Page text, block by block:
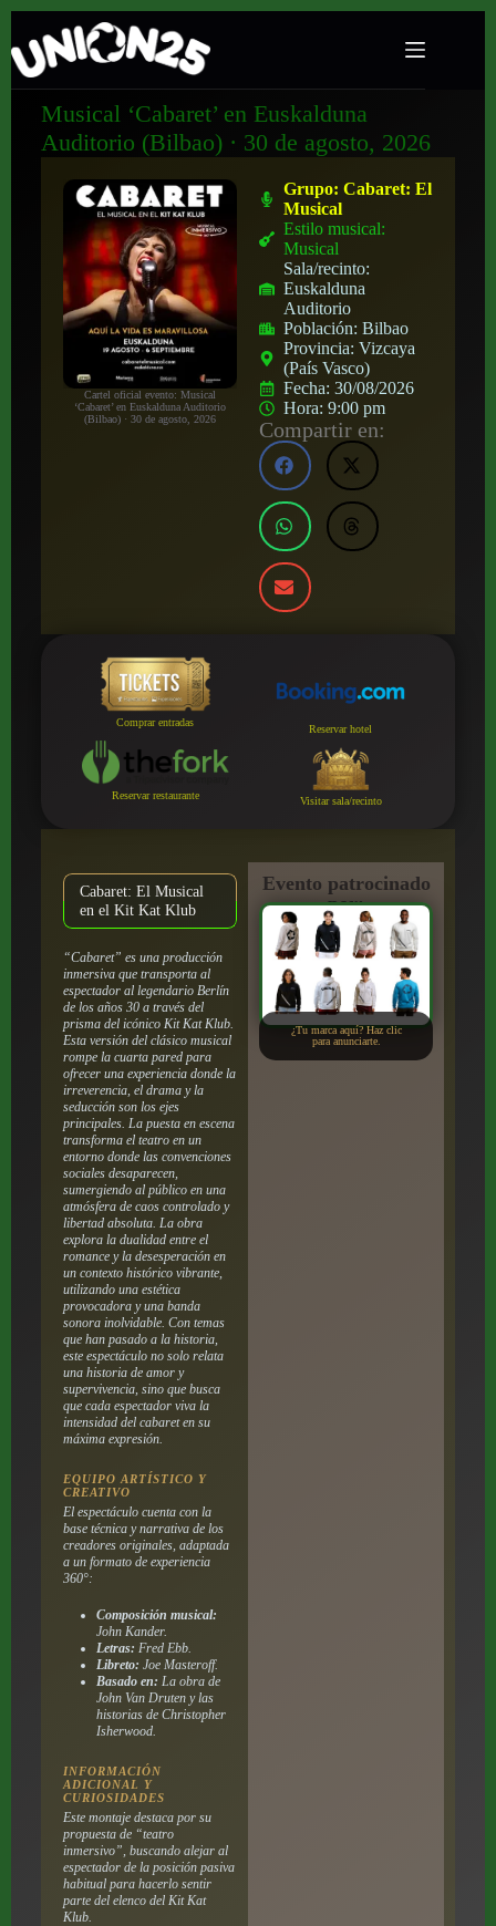
Musical ‘Cabaret’ en Euskalduna
Auditorio (Bilbao) · 30 de agosto, 2026
Cartel oficial evento: Musical
‘Cabaret’ en Euskalduna Auditorio
(Bilbao) · 30 de agosto, 2026
Grupo:Cabaret: El
Musical
Estilo musical:
Musical
Sala/recinto:
Euskalduna
Auditorio
Población:Bilbao
Provincia:Vizcaya
(País Vasco)
Fecha:30/08/2026
Hora:9:00 pm
Compartir en:
Comprar entradas
Reservar hotel
Reservar restaurante Visitar sala/recinto
Cabaret: El Musical
en el Kit Kat Klub
“Cabaret” es una producción
inmersiva que transporta al
espectador al legendario Berlín
de los años 30 a través del
prisma del icónico Kit Kat Klub.
Esta versión del clásico musical
rompe la cuarta pared para
ofrecer una experiencia donde la
irreverencia, el drama y la
seducción son los ejes
principales. La puesta en escena
transforma el teatro en un
entorno donde las convenciones
sociales desaparecen,
sumergiendo al público en una
atmósfera de caos controlado y
libertad absoluta. La obra
explora la dualidad entre el
romance y la desesperación en
un contexto histórico vibrante,
utilizando una estética
provocadora y una banda
sonora inolvidable. Con temas
que han pasado a la historia,
este espectáculo no solo relata
una historia de amor y
supervivencia, sino que busca
que cada espectador viva la
intensidad del cabaret en su
máxima expresión.
EQUIPO ARTÍSTICO Y
CREATIVO
El espectáculo cuenta con la
base técnica y narrativa de los
creadores originales, adaptada
a un formato de experiencia
360°:
Composición musical:
John Kander.
Letras: Fred Ebb.
Libreto: Joe Masteroff.
Basado en: La obra de
John Van Druten y las
historias de Christopher
Isherwood.
INFORMACIÓN
ADICIONAL Y
CURIOSIDADES
Este montaje destaca por su
propuesta de “teatro
inmersivo”, buscando alejar al
espectador de la posición pasiva
habitual para hacerlo sentir
parte del elenco del Kit Kat
Klub.
Evento patrocinado
por:
¿Tu marca aquí? Haz clic
para anunciarte.